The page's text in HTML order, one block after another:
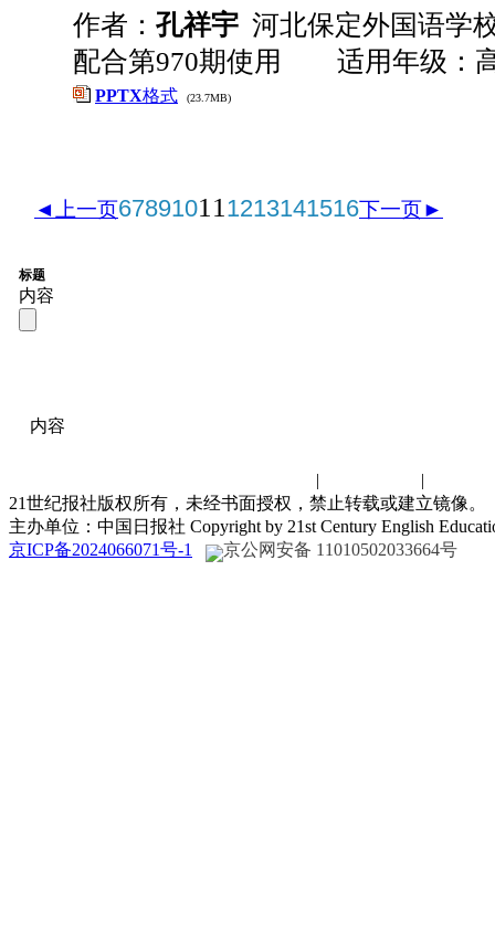
作者： 孔祥宇 河北保定外国语学
配合第970期使用 适用年级：
PPTX格式 (23.7MB)
◄上一页67891011 1213141516下一页►
标题
内容
内容
| |
21世纪报社版权所有，未经书面授权，禁止转载或建立镜像。
主办单位：中国日报社 Copyright by 21st Century English
京ICP备2024066071号-1
京公网安备 11010502033664号